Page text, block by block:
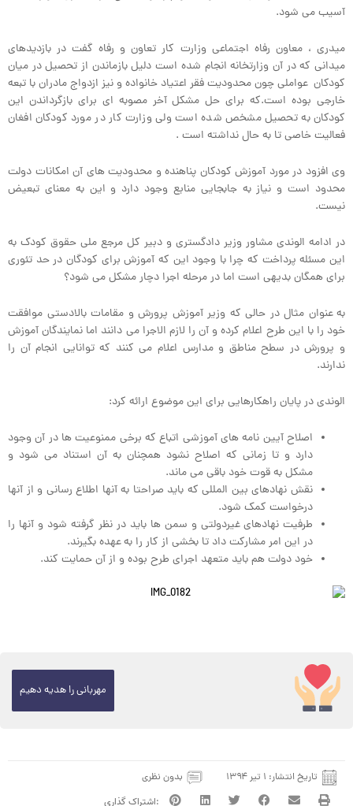
آسیب می شود.
میدری ، معاون رفاه اجتماعی وزارت کار تعاون و رفاه گفت در بازدیدهای
میدانی که در آن وزارتخانه انجام شده است دلیل بازماندن از تحصیل در میان
کودکان عواملی چون محدودیت فقر اعتیاد خانواده و نیز ازدواج مادران با تبعه
خارجی بوده است.که برای حل مشکل آخر مصوبه ای برای بازگرداندن این
کودکان به تحصیل مشخص شده است ولی وزارت کار در مورد کودکان افغان
فعالیت خاصی تا به حال نداشته است .
وی افزود در مورد آموزش کودکان پناهنده و محدودیت های آن امکانات دولت
محدود است و نیاز به جابجایی منابع وجود دارد و این به معنای تبعیض
نیست.
در ادامه الوندی مشاور وزیر دادگستری و دبیر کل مرجع ملی حقوق کودک به
این مسئله پرداخت که چرا با وجود این که آموزش برای کودگان در حد تئوری
برای همگان بدیهی است اما در مرحله اجرا دچار مشکل می شود؟
به عنوان مثال در حالی که وزیر آموزش پرورش و مقامات بالادستی موافقت
خود را با این طرح اعلام کرده و آن را لازم الاجرا می دانند اما نمایندگان آموزش
و پرورش در سطح مناطق و مدارس اعلام می کنند که توانایی انجام آن را
ندارند.
الوندی در پایان راهکارهایی برای این موضوع ارائه کرد:
اصلاح آیین نامه های آموزشی اتباع که برخی ممنوعیت ها در آن وجود
دارد و تا زمانی که اصلاح نشود همچنان به آن استناد می شود و
مشکل به قوت خود باقی می ماند.
نقش نهادهای بین المللی که باید صراحتا به آنها اطلاع رسانی و از آنها
درخواست کمک شود.
طرفیت نهادهای غیردولتی و سمن ها باید در نظر گرفته شود و آنها را
در این امر مشارکت داد تا بخشی از کار را به عهده بگیرند.
خود دولت هم باید متعهد اجرای طرح بوده و از آن حمایت کند.
مهربانی را هدیه دهیم
تاریخ انتشار: ۱ تیر ۱۳۹۴ بدون نظری